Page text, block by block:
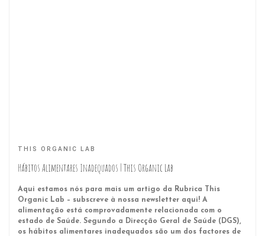
THIS ORGANIC LAB
Hábitos Alimentares Inadequados | This Organic Lab
Aqui estamos nós para mais um artigo da Rubrica This
Organic Lab – subscreve à nossa newsletter aqui! A
alimentação está comprovadamente relacionada com o
estado de Saúde. Segundo a Direcção Geral de Saúde (DGS),
os hábitos alimentares inadequados são um dos factores de